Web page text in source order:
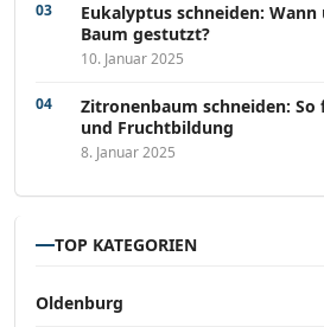
Eukalyptus schneiden:
Baum gestutzt?
10. Januar 2025
Zitronenbaum schneiden:
und Fruchtbildung
8. Januar 2025
TOP KATEGORIEN
Oldenburg